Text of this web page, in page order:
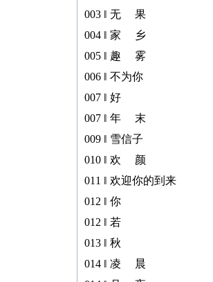
003 ‖ 无 果
004 ‖ 家 乡
005 ‖ 趣 雾
006 ‖ 不为你
007 ‖ 好
007 ‖ 年 末
009 ‖ 雪信子
010 ‖ 欢 颜
011 ‖ 欢迎你的到来
012 ‖ 你
012 ‖ 若
013 ‖ 秋
014 ‖ 凌 晨